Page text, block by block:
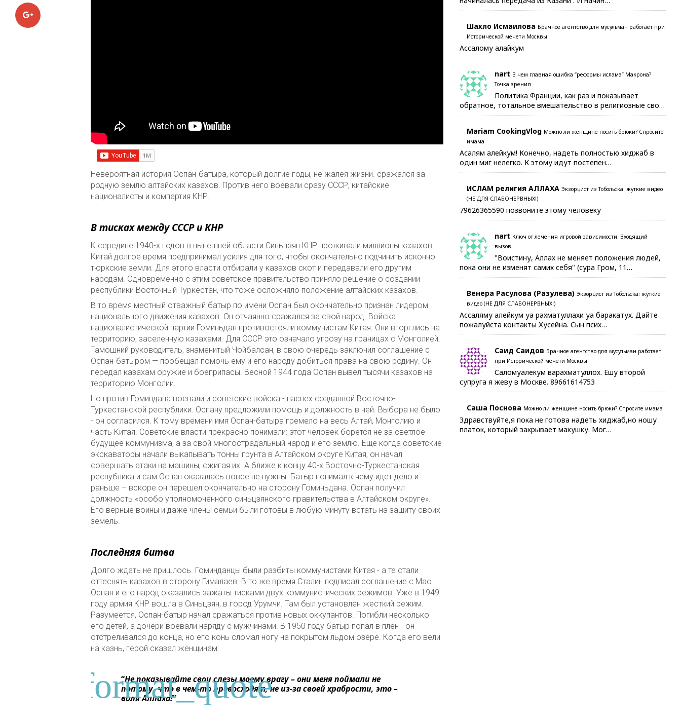
Google+
Невероятная история Оспан-батыра, который долгие годы, не жалея жизни. сражался за
родную землю алтайских казахов. Против него воевали сразу СССР, китайские
националисты и компартия КНР.
В тисках между СССР и КНР
К середине 1940-х годов в нынешней области Синьцзян КНР проживали миллионы казахов.
Китай долгое время предпринимал усилия для того, чтобы окончательно подчинить исконно
тюркские земли. Для этого власти отбирали у казахов скот и передавали его другим
народам. Одновременно с этим советское правительство приняло решение о создании
республики Восточный Туркестан, что тоже осложняло положение алтайских казахов.
В то время местный отважный батыр по имени Оспан был окончательно признан лидером
национального движения казахов. Он отчаянно сражался за свой народ. Войска
националистической партии Гоминьдан противостояли коммунистам Китая. Они вторглись на
территорию, заселенную казахами. Для СССР это означало угрозу на границах с Монголией.
Тамошний руководитель, знаменитый Чойбалсан, в свою очередь заключил соглашение с
Оспан-батыром — пообещал помочь ему и его народу добиться права на свою родину. Он
передал казахам оружие и боеприпасы. Весной 1944 года Оспан вывел тысячи казахов на
территорию Монголии.
Но против Гоминдана воевали и советские войска - наспех созданной Восточно-
Туркестанской республики. Оспану предложили помощь и должность в ней. Выбора не было
- он согласился. К тому времени имя Оспан-батыра гремело на весь Алтай, Монголию и
часть Китая. Советские власти прекрасно понимали: этот человек борется не за светлое
будущее коммунизма, а за свой многострадальный народ и его землю. Еще когда советские
экскаваторы начали выкапывать тонны грунта в Алтайском округе Китая, он начал
совершать атаки на машины, сжигая их. А ближе к концу 40-х Восточно-Туркестанская
республика и сам Оспан оказалась вовсе не нужны. Батыр понимал к чему идет дело и
раньше – вскоре он перешел окончательно на сторону Гоминьдана. Оспан получил
должность «особо уполномоченного синьцзянского правительства в Алтайском округе».
Его верные воины и даже члены семьи были готовы в любую минуту встать на защиту своих
земель.
Последняя битва
Долго ждать не пришлось. Гоминданцы были разбиты коммунистами Китая - а те стали
оттеснять казахов в сторону Гималаев. В то же время Сталин подписал соглашение с Мао.
Оспан и его народ оказались зажаты тисками двух коммунистических режимов. Уже в 1949
году армия КНР вошла в Синьцзян, в город Урумчи. Там был установлен жесткий режим.
Разумеется, Оспан-батыр начал сражаться против новых оккупантов. Погибли несколько
его детей, а дочери воевали наряду с мужчинами. В 1950 году батыр попал в плен - он
отстреливался до конца, но его конь сломал ногу на покрытом льдом озере. Когда его вели
на казнь, герой сказал женщинам:
“Не показывайте свои слезы моему врагу – они меня поймали не
потому, что в чем-то превосходят, не из-за своей храбрости, это –
воля Аллаха!”
Шахло Исмаилова Брачное агентство для мусульман работает при
Исторической мечети Москвы
Ассалому алайкум
nart В чем главная ошибка “реформы ислама” Макрона?
Точка зрения
Политика Франции, как раз и показывает
обратное, тотальное вмешательство в религиозные сво…
Mariam CookingVlog Можно ли женщине носить брюки? Спросите
имама
Асалям алейкум! Конечно, надеть полностью хиджаб в
один миг нелегко. К этому идут постепен…
ИСЛАМ религия АЛЛАХА Экзорцист из Тобольска: жуткие видео
(НЕ ДЛЯ СЛАБОНЕРВНЫХ!)
79626365590 позвоните этому человеку
nart Ключ от лечения игровой зависимости. Входящий
вызов
"Воистину, Аллах не меняет положения людей,
пока они не изменят самих себя" (сура Гром, 11…
Венера Расулова (Разулева) Экзорцист из Тобольска: жуткие
видео (НЕ ДЛЯ СЛАБОНЕРВНЫХ!)
Ассаляму алейкум уа рахматуллахи уа баракатух. Дайте
пожалуйста контакты Хусейна. Сын псих…
Саид Саидов Брачное агентство для мусульман работает
при Исторической мечети Москвы
Саломуалекум варахматуллох. Ешу второй
супруга я жеву в Москве. 89661614753
Саша Поснова Можно ли женщине носить брюки? Спросите имама
Здравствуйте,я пока не готова надеть хиджаб,но ношу
платок, который закрывает макушку. Мог…